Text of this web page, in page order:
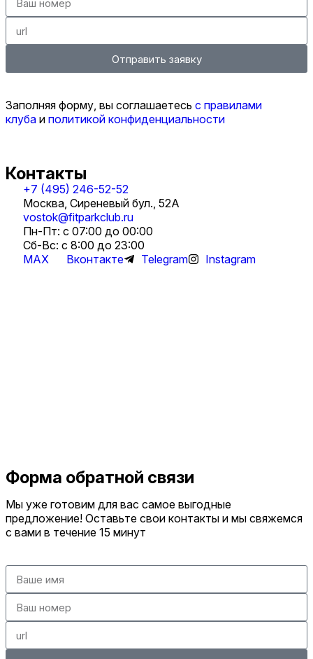
Отправить заявку
Заполняя форму, вы соглашаетесь с правилами
клуба и политикой конфиденциальности
Контакты
+7 (495) 246-52-52
Москва, Сиреневый бул., 52А
vostok@fitparkclub.ru
Пн-Пт: с 07:00 до 00:00
Сб-Вс: с 8:00 до 23:00
MAX
Вконтакте Telegram Instagram
Форма обратной связи
Мы уже готовим для вас самое выгодные
предложение! Оставьте свои контакты и мы свяжемся
с вами в течение 15 минут